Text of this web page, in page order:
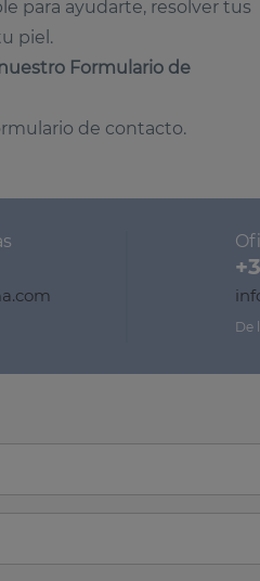
para ayudarte, resolver tus
piel.
Formulario de
de contacto.
De